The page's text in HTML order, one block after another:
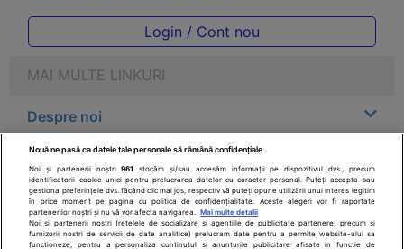
Login / Cont nou
MAI MULTE LINKURI
Despre noi
Legal
Drepturile consumatorului
Parteneri
Nouă ne pasă ca datele tale personale să rămână confidențiale
Noi și partenerii noștri961
stocăm și/sau accesăm informații pe dispozitivul dvs., precum
identificatorii cookie unici pentru prelucrarea datelor cu caracter personal. Puteți accepta sau
gestiona preferințele dvs. făcând clic mai jos, respectiv vă puteți opune utilizării unui interes legitim
în orice moment pe pagina cu politica de confidențialitate. Aceste alegeri vor fi raportate
partenerilor noștri și nu vă vor afecta navigarea.
Mai multe detalii
Noi si partenerii nostri (retelele de socializare si agentiile de publicitate partenere, precum si
furnizorii nostri de servicii de date analitice) prelucram date pentru a permite website-ului sa
functioneze, pentru a personaliza continutul si anunturile publicitare afisate in functie de